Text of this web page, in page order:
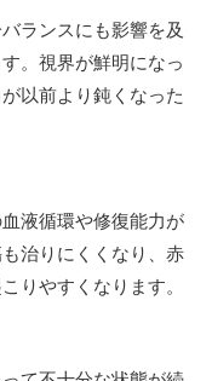
ランスにも影響を及
。視界が鮮明になっ
以前より鈍くなった
液循環や修復能力が
治りにくくなり、赤
りやすくなります。